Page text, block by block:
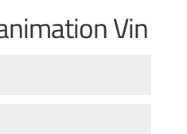
Vin